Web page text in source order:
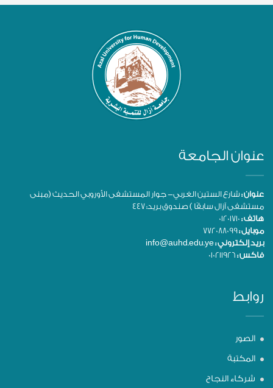
عنوان الجامعة
عنوان :شارع الستين الغربي- جوار المستشفى الأوروبي الحديث (مبنى
مستشفى آزال سابقًا ) صندوق بريد: 447
هاتف :
موبايل :
بريد إلكتروني :
فاكس :
روابط
الصور
المكتبة
شركاء النجاح